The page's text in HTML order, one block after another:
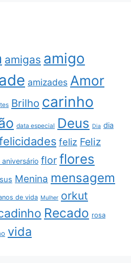
amigas amigo
amizades Amor
Brilho carinho
data especial Deus Dia dia
feliz Feliz
flor flores
Menina mensagem
de vida Mulher orkut
Recado rosa
vida